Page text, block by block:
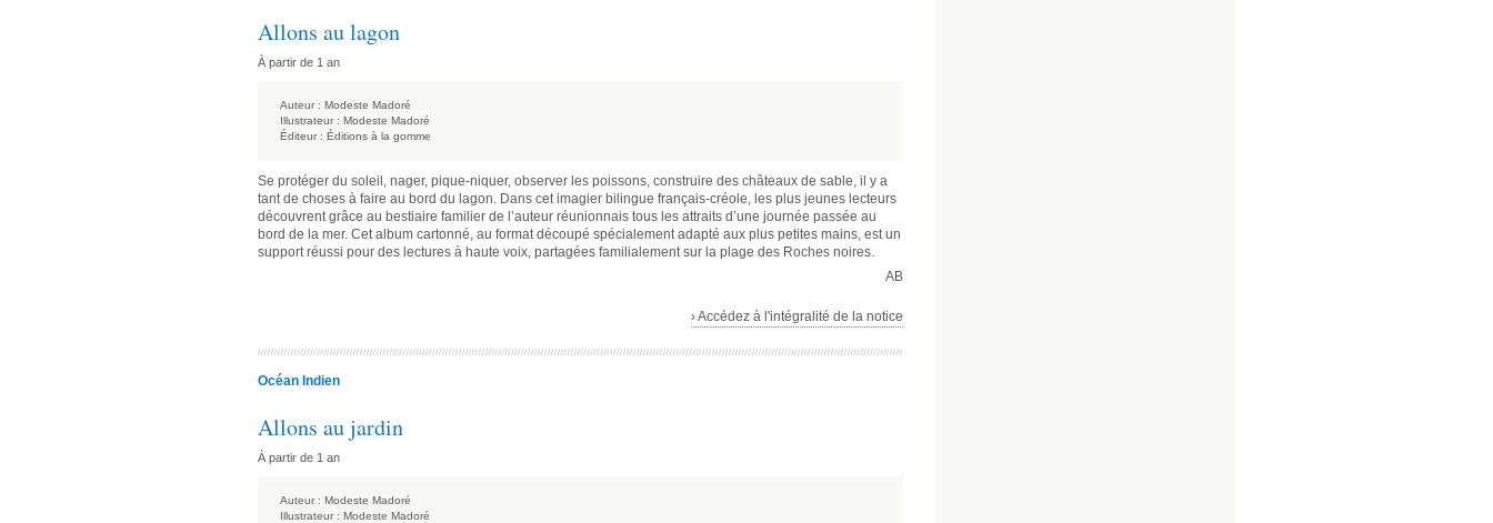
Allons au lagon
À partir de 1 an
Auteur : Modeste Madoré
Illustrateur : Modeste Madoré
Éditeur : Éditions à la gomme
Se protéger du soleil, nager, pique-niquer, observer les poissons, construire des châteaux de sable, il y a
tant de choses à faire au bord du lagon. Dans cet imagier bilingue français-créole, les plus jeunes lecteurs
découvrent grâce au bestiaire familier de l’auteur réunionnais tous les attraits d’une journée passée au
bord de la mer. Cet album cartonné, au format découpé spécialement adapté aux plus petites mains, est un
support réussi pour des lectures à haute voix, partagées familialement sur la plage des Roches noires.
AB
› Accédez à l'intégralité de la notice
Océan Indien
Allons au jardin
À partir de 1 an
Auteur : Modeste Madoré
Illustrateur : Modeste Madoré